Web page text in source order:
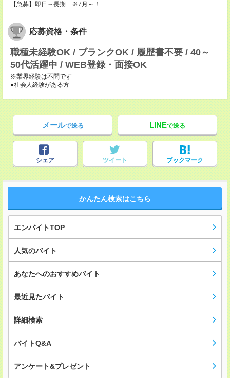
【急募】即日～長期 ※7月～！
応募資格・条件
職種未経験OK / ブランクOK / 履歴書不要 / 40～
50代活躍中 / WEB登録・面接OK
※業界経験は不問です
●社会人経験がある方
メールで送る LINEで送る
シェア ツイート ブックマーク
かんたん検索はこちら
エンバイトTOP
人気のバイト
あなたへのおすすめバイト
最近見たバイト
詳細検索
バイトQ&A
アンケート&プレゼント